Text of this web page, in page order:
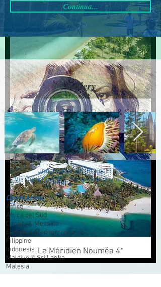
Château Royal Beach Resort & Spa 3*
Sup.
Le Méridien Nouméa 4*
Continua...
Gallery
Underwater Life Project Travel
Duca Cosimo - Antignano - Livorno
Destinazioni
Africa
Africa del Sud
Caraibi & Messico
Europa & Mediterraneo
Filippine
Indonesia
Maldive & Sri Lanka
Malesia